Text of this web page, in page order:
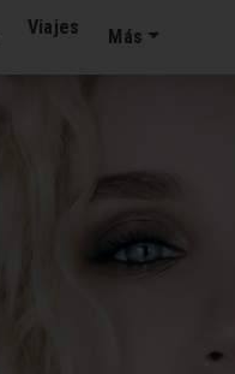
Viajes Más